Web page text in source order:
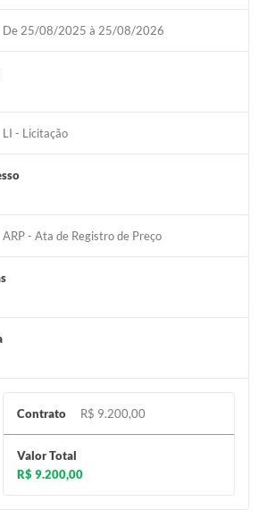
De 25/08/2025 à 25/08/2026
LI - Licitação
ARP - Ata de Registro de Preço
Contrato
R$ 9.200,00
Valor Total
R$ 9.200,00